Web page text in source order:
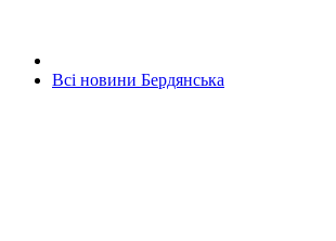
Всі новини Бердянська